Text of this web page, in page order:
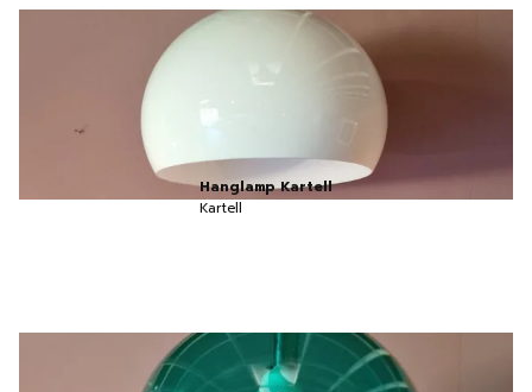
Hanglamp Kartell
Kartell